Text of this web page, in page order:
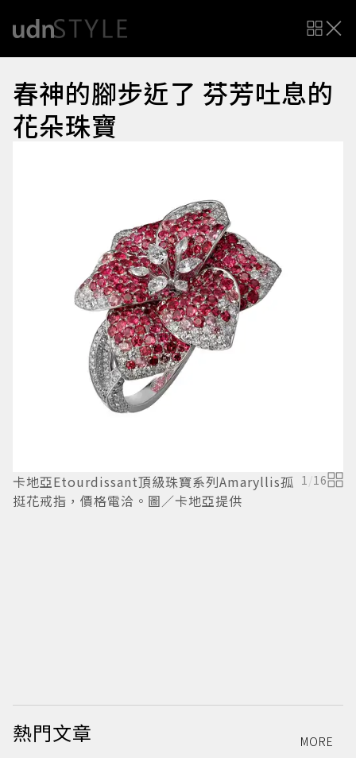
春神的腳步近了 芬芳吐息的
花朵珠寶
卡地亞Etourdissant頂級珠寶系列Amaryllis孤
挺花戒指，價格電洽。圖／卡地亞提供
1/16
熱門文章 MORE